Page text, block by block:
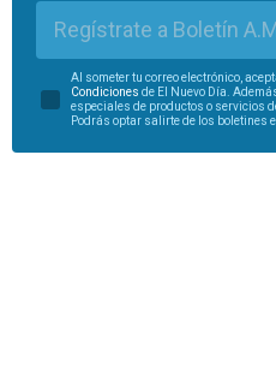
Regístrate a Boletín
Al someter tu correo electrónico,
Condiciones de El Nuevo Día.
especiales de productos o servicios
Podrás optar salirte de los boletines